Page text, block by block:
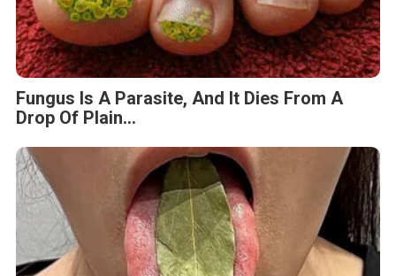
Fungus Is A Parasite, And It Dies From A
Drop Of Plain...